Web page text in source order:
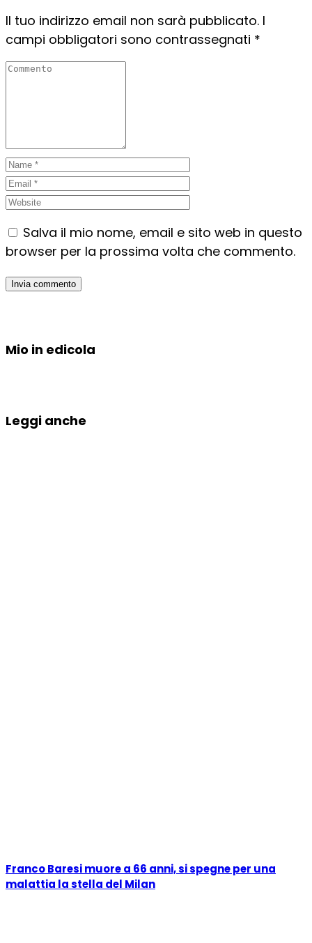
Il tuo indirizzo email non sarà pubblicato. I
campi obbligatori sono contrassegnati *
Salva il mio nome, email e sito web in questo
browser per la prossima volta che commento.
Mio in edicola
Leggi anche
Franco Baresi muore a 66 anni, si spegne per una
malattia la stella del Milan